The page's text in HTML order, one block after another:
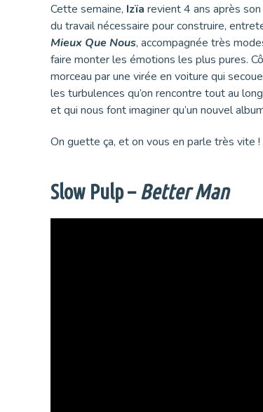
Cette semaine, Izïa revient 4 ans après
du travail nécessaire pour construire,
Mieux Que Nous, accompagnée très
faire monter les émotions les plus pures.
morceau par une virée en voiture qui
les turbulences qu’on rencontre tout au
et qui nous font imaginer qu’un nouvel
On guette ça, et on vous en parle très vite !
Slow Pulp –Better Man